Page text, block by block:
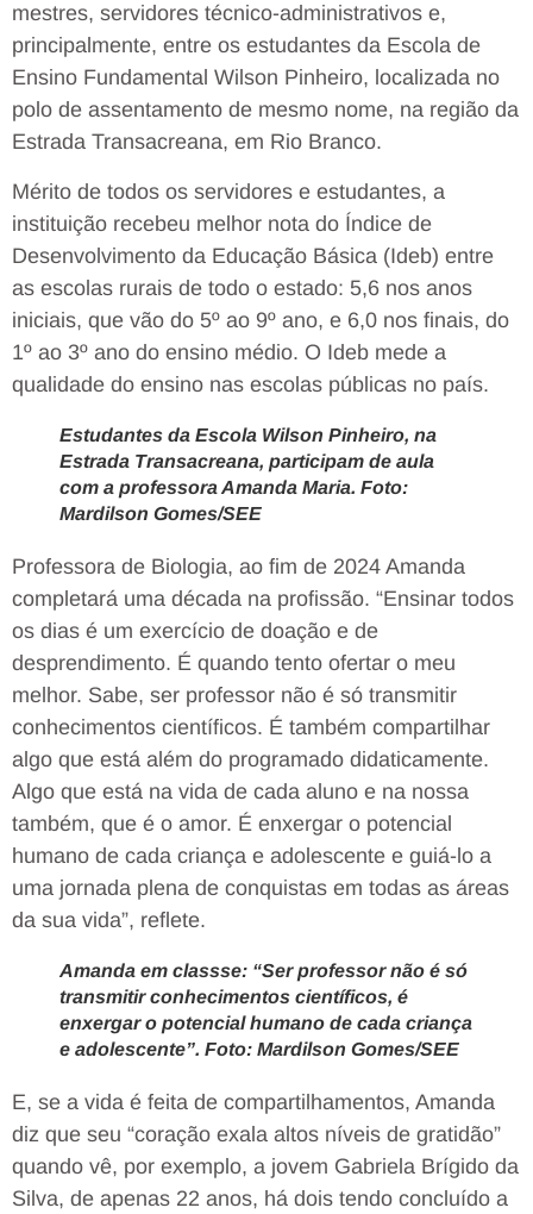
mestres, servidores técnico-administrativos e,
principalmente, entre os estudantes da Escola de
Ensino Fundamental Wilson Pinheiro, localizada no
polo de assentamento de mesmo nome, na região da
Estrada Transacreana, em Rio Branco.
Mérito de todos os servidores e estudantes, a
instituição recebeu melhor nota do Índice de
Desenvolvimento da Educação Básica (Ideb) entre
as escolas rurais de todo o estado: 5,6 nos anos
iniciais, que vão do 5º ao 9º ano, e 6,0 nos finais, do
1º ao 3º ano do ensino médio. O Ideb mede a
qualidade do ensino nas escolas públicas no país.
Estudantes da Escola Wilson Pinheiro, na
Estrada Transacreana, participam de aula
com a professora Amanda Maria. Foto:
Mardilson Gomes/SEE
Professora de Biologia, ao fim de 2024 Amanda
completará uma década na profissão. “Ensinar todos
os dias é um exercício de doação e de
desprendimento. É quando tento ofertar o meu
melhor. Sabe, ser professor não é só transmitir
conhecimentos científicos. É também compartilhar
algo que está além do programado didaticamente.
Algo que está na vida de cada aluno e na nossa
também, que é o amor. É enxergar o potencial
humano de cada criança e adolescente e guiá-lo a
uma jornada plena de conquistas em todas as áreas
da sua vida”, reflete.
Amanda em classse: “Ser professor não é só
transmitir conhecimentos científicos, é
enxergar o potencial humano de cada criança
e adolescente”. Foto: Mardilson Gomes/SEE
E, se a vida é feita de compartilhamentos, Amanda
diz que seu “coração exala altos níveis de gratidão”
quando vê, por exemplo, a jovem Gabriela Brígido da
Silva, de apenas 22 anos, há dois tendo concluído a